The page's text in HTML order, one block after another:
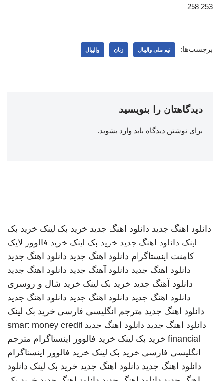
253 258
برچسب‌ها: تیم ملی والیبال زنان والیبال
دیدگاهتان را بنویسید
برای نوشتن دیدگاه باید وارد بشوید.
دانلود اهنگ جدید دانلود اهنگ جدید خرید بک لینک خرید بک
لینک دانلود اهنگ جدید خرید بک لینک خرید فالوور لایک
کامنت اینستاگرام دانلود اهنگ جدید دانلود اهنگ جدید
دانلود اهنگ جدید دانلود آهنگ جدید دانلود اهنگ جدید
دانلود آهنگ جدید خرید بک لینک خرید شال و روسری
دانلود اهنگ جدید دانلود اهنگ جدید دانلود اهنگ جدید
دانلود اهنگ جدید مترجم انگلیسی فارسی خرید بک لینک
دانلود اهنگ جدید دانلود اهنگ جدید smart money credit
financial خرید بک لینک خرید فالوور اینستاگرام مترجم
انگلیسی فارسی خرید بک لینک خرید فالوور اینستاگرام
دانلود اهنگ جدید دانلود اهنگ جدید خرید بک لینک دانلود